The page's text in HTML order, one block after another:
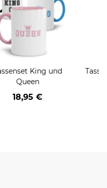
King und
Queen
18,95 €